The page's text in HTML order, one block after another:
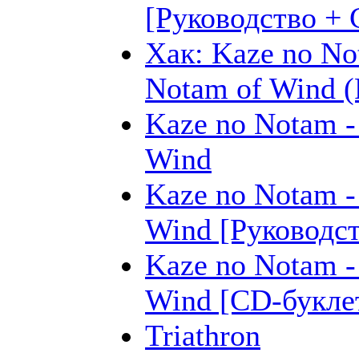
[Руководство +
Хак: Kaze no
Notam of Wind
Kaze no Notam
Wind
Kaze no Notam
Wind
Kaze no Notam
Wind [CD-
Triathron